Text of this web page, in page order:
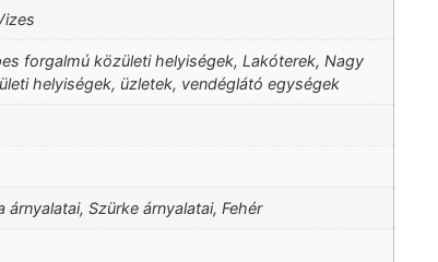
forgalmú közületi helyiségek, Lakóterek, Nagy
helyiségek, üzletek, vendéglátó egységek
árnyalatai, Szürke árnyalatai, Fehér